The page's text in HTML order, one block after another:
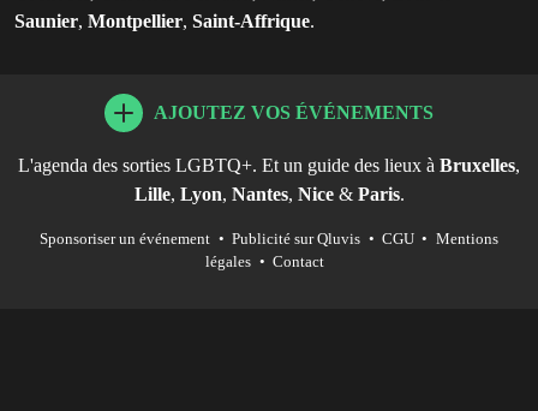
Saunier, Montpellier, Saint-Affrique.
AJOUTEZ VOS ÉVÉNEMENTS
L'agenda des sorties LGBTQ+. Et un guide des lieux à Bruxelles,
Lille, Lyon, Nantes, Nice& Paris.
Sponsoriser un événement • Publicité sur Qluvis • CGU • Mentions
légales • Contact